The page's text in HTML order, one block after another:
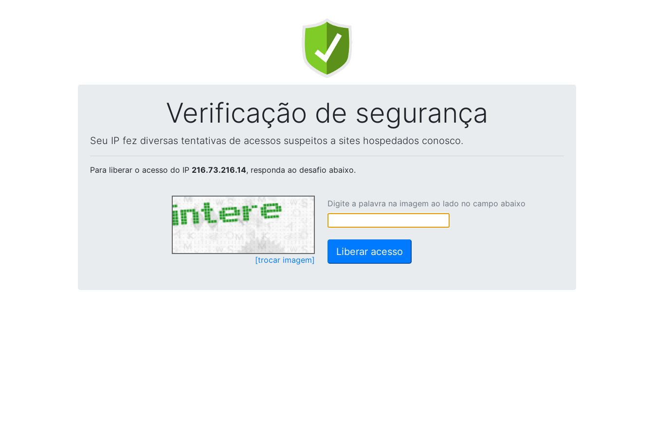
Verificação de segurança
Seu IP fez diversas tentativas de acessos suspeitos a sites hospedados conosco.
Para liberar o acesso do IP 216.73.216.14, responda ao desafio abaixo.
[trocar imagem]
Digite a palavra na imagem ao lado no campo abaixo